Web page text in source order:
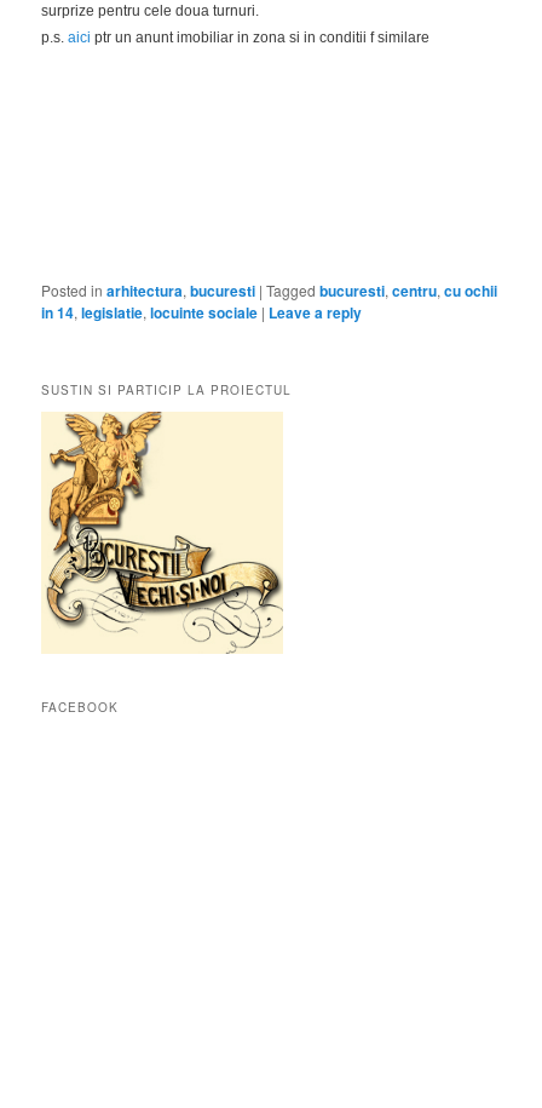
surprize pentru cele doua turnuri.
p.s.aici ptr un anunt imobiliar in zona si in conditii f similare
Posted in arhitectura,bucuresti |Tagged bucuresti,centru,cu ochii
in 14,legislatie,locuinte sociale | Leave a reply
SUSTIN SI PARTICIP LA PROIECTUL
FACEBOOK